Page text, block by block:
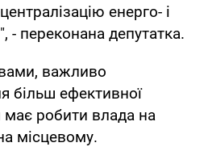
енерго- і
- переконана депутатка.
важливо
більш ефективної
має робити влада на
місцевому.